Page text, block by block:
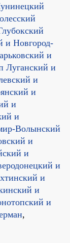
и Новгород-
и
Луганский и
и
и
и
и
Волынский
и
и
и
и
и
и
,